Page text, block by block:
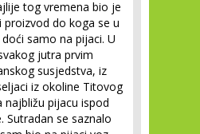
tog vremena bio je
do koga se u
samo na pijaci. U
jutra prvim
susjedstva, iz
iz okoline Titovog
najbližu pijacu ispod
Sutradan se saznalo